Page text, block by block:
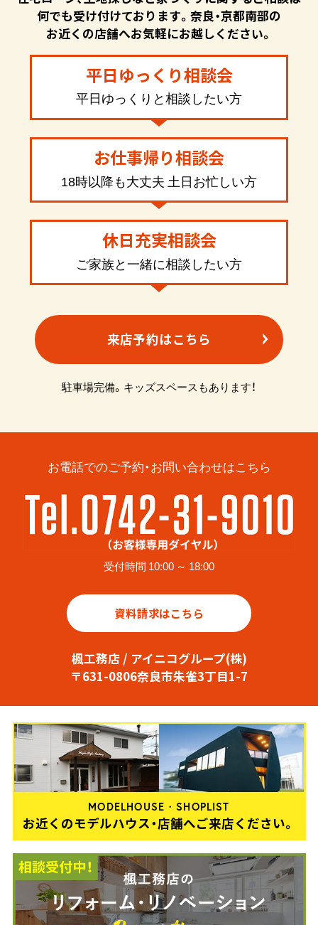
何でも受け付けております。奈良・京都南部の
お近くの店舗へお気軽にお越しください。
平日ゆっくり相談会
平日ゆっくりと相談したい方
お仕事帰り相談会
18時以降も大丈夫 土日お忙しい方
休日充実相談会
ご家族と一緒に相談したい方
来店予約はこちら
駐車場完備。キッズスペースもあります！
お電話でのご予約・お問い合わせはこちら
受付時間 10:00 ～ 18:00
資料請求はこちら
楓工務店 / アイニコグループ(株)
〒631-0806奈良市朱雀3丁目1-7
MODELHOUSE・SHOPLIST
お近くのモデルハウス・店舗へご来店ください。